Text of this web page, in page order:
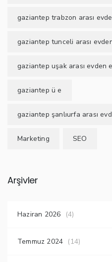
gaziantep trabzon arası
gaziantep tunceli arası evden
gaziantep uşak arası evden
gaziantep ü e
gaziantep şanlıurfa arası
Marketing SEO
Arşivler
Haziran 2026 (4)
Temmuz 2024 (14)